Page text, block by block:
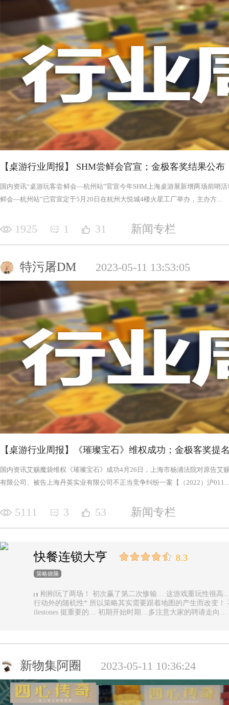
否进入罪恶的回合，鉴于次数有限以及是在英雄之后，这对
雄在场上存活的时间推移，英雄会变得更强，为了不断重创
日记录表，末日记录表上的数字越大，罪恶将会变得愈加难
竭尽全力后，仍要凭着压倒性的力量夷平土地。 与罪恶相对应的，是英雄阵营。每一次游戏，会在众
多英雄中（基础是七个，扩展中还有二十个左右）选择七个
的能力，也各有侧重，这一点的设计使游戏可玩度更高。然
的危机，英雄的每次行动都需要深思熟虑，与队友的配合显
英雄更是需要不断搜寻装备武装自己，然而每一轮的装备数
英雄为了目标浴血奋战，然而行动有限，资源有限，英雄们
战、面对压力的人来说，英雄的阵营将让你沉浸于此。，而
我体验的六局里，只扮演了一次罪恶，大多数作为英雄时，
游戏，不仅仅是挑战，而是它本身加入的运气因素和策略程
实现的艰巨挑战。大家有机会确实值得尝试！
【桌游行业周报】 SHM尝鲜会官宣；金极客奖结果公布
国内资讯“桌游玩客尝鲜会—杭州站”官宣今年SHM上海桌游展新增两场前哨
鲜会—杭州站”已官宣定于5月20日在杭州大悦城4楼火星工厂举办，主办方...
1925 1 31 新闻专栏
特污屠DM 2023-05-11 13:53:05
【桌游行业周报】《璀璨宝石》维权成功；金极客奖提
国内资讯艾赐魔袋维权《璀璨宝石》成功4月26日，上海市杨浦法院对原告艾
有限公司、被告上海丹英实业有限公司不正当竞争纠纷一案【（2022）沪011...
5111 3 53 新闻专栏
快餐连锁大亨 8.3
策略烧脑
刚刚玩了两场！ 初次赢了第二次惨输… 这游戏重玩性很高… 主要是唯一的随机性是地图… 除了玩家
行动外的随机性* 所以策略其实需要跟着地图的产生而改变！ 不能一直使用一样的科技书！ 然后记得m
ilestones 挺重要的… 初期开始时期…多注意大家的聘请走向
新物集阿圈 2023-05-11 10:36:24